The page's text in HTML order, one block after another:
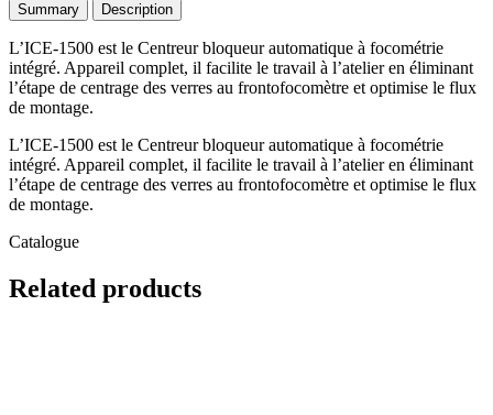
Summary Description
L’ICE-1500 est le Centreur bloqueur automatique à focométrie
intégré. Appareil complet, il facilite le travail à l’atelier en éliminant
l’étape de centrage des verres au frontofocomètre et optimise le flux
de montage.
L’ICE-1500 est le Centreur bloqueur automatique à focométrie
intégré. Appareil complet, il facilite le travail à l’atelier en éliminant
l’étape de centrage des verres au frontofocomètre et optimise le flux
de montage.
Catalogue
Related products